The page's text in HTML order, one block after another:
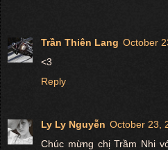
Trần Thiên Lang October
<3
Reply
Ly Ly Nguyễn October 23,
Chúc mừng chị Trầm Nhi